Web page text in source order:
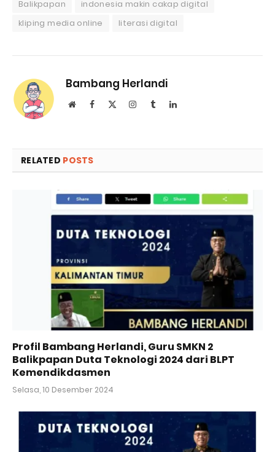
Balikpapan
indonesia makin cakap digital
kliping media online
literasi digital
Bambang Herlandi
WebsiteFacebook Instagram
TumblrLinkedIn
RELATED POSTS
Profil Bambang Herlandi, Guru SMKN 2
Balikpapan Duta Teknologi 2024 dari BLPT
Kemendikdasmen
Selasa, 10 Desember 2024